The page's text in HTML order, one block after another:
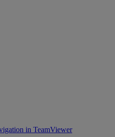
in TeamViewer